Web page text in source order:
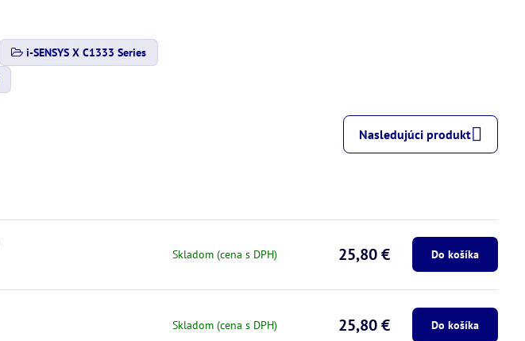
i-SENSYS X C1333 Series
Nasledujúci produkt
Skladom (cena s DPH) 25,80 € Do košíka
Skladom (cena s DPH) 25,80 € Do košíka